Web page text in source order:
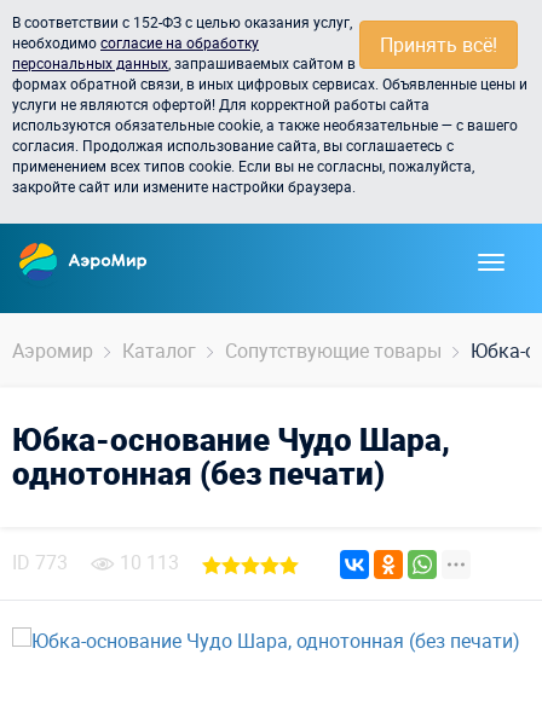
Принять всё!
В соответствии с 152-ФЗ с целью оказания услуг,
необходимосогласие на обработку
персональных данных , запрашиваемых сайтом в
формах обратной связи, в иных цифровых сервисах. Объявленные цены и
услуги не являются офертой! Для корректной работы сайта
используются обязательные cookie, а также необязательные — с вашего
согласия. Продолжая использование сайта, вы соглашаетесь с
применением всех типов cookie. Если вы не согласны, пожалуйста,
закройте сайт или измените настройки браузера.
Аэромир Каталог Сопутствующие товары Юбка-
Юбка-основание Чудо Шара,
однотонная (без печати)
ID 773 10 113